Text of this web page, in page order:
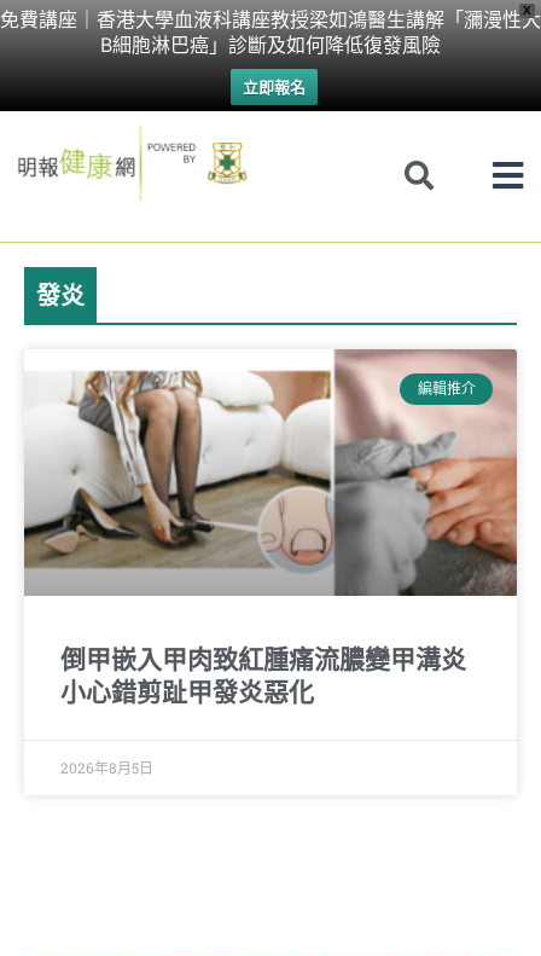
X
免費講座｜香港大學血液科講座教授梁如鴻醫生講解「瀰漫性大
B細胞淋巴癌」診斷及如何降低復發風險
立即報名
Skip
發炎
編輯推介
倒甲嵌入甲肉致紅腫痛流膿變甲溝炎
小心錯剪趾甲發炎惡化
2026年8月5日
PagePage